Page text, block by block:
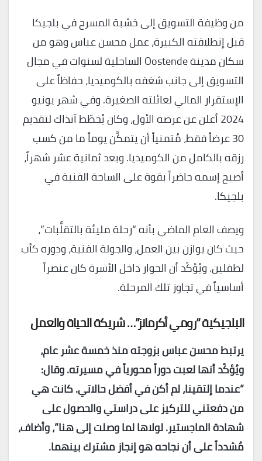
من وظيفة التسويق إلى خشبة المسرح في بلجيكا
قبل إنطلاقته الكبيرة، عمل محسن عباس وهو من
سكان مدينة Oostende الساحلية لسنوات في مجال
التسويق إلى جانب شغفه بالكوميديا، حفاظاً على
الإستقرار المالي لعائلته الصغيرة. وفي شهر يونيو
2024 أعلن عن عرضه الأول، وكان يُخطّط آنذاك لتقديم
30 عرضاً فقط، مُتمنياً أن يتمكَّن يوماً ما من كسب
رزقه بالكامل من الكوميديا. وبعد ثمانية عشر شهراً،
أصبح إسمه حاضراً بقوة على الساحة الفنية في
بلجيكا.
ويصف العام الماضي بأنه “رحلة مليئة بالتقلُّبات”،
حيث كان يوازن بين العمل، والجولة الفنية، ودوره كأب
لطفلين. ويُؤكّد أن الحوار داخل الأسرة كان عنصراً
أساسياً في تجاوز تلك المرحلة.
البلجيكية “رومي أكرمانز”… شريكة الحياة والعمل
يرتبط محسن عباس بزوجته منذ خمسة عشر عام،
ويُؤكّد أنها لعبت دوراً محورياً في مسيرته. وقال:
“عندما إلتقينا، لم أكن في أفضل حالاتي. كانت هي
من دفعتني للتركيز على دراستي والحصول على
شهادة الماجستير. لولاها لما وصلت إلى هنا”، وأضاف،
مُشدداً على أن نجاحه هو إنجاز مشترك بينهما.